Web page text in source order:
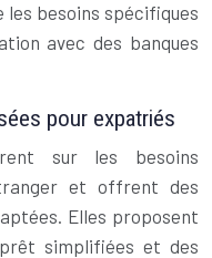
besoins spécifiques
avec des banques
pour expatriés
sur les besoins
et offrent des
Elles proposent
simplifiées et des